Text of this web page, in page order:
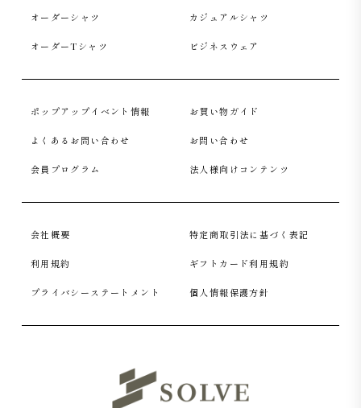
オーダーシャツ カジュアルシャツ
オーダーTシャツ ビジネスウェア
ポップアップイベント情報 お買い物ガイド
よくあるお問い合わせ お問い合わせ
会員プログラム 法人様向けコンテンツ
会社概要 特定商取引法に基づく表記
利用規約 ギフトカード利用規約
プライバシーステートメント 個人情報保護方針